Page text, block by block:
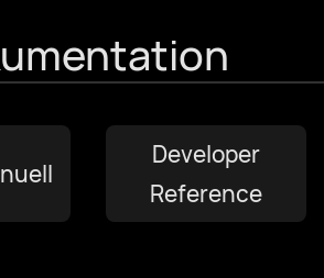
Developer
Reference